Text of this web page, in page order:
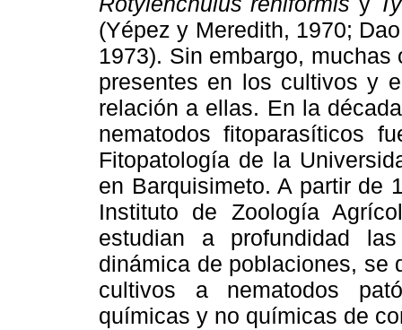
(Yépez y Meredith, 1970;
1973). Sin embargo,
presentes en los cultivos y
relación a ellas. En la
nematodos fitoparasíticos
Fitopatología de la
en Barquisimeto. A partir de
Instituto de Zoología
estudian a profundidad
dinámica de poblaciones, se
cultivos a nematodos
químicas y no químicas de